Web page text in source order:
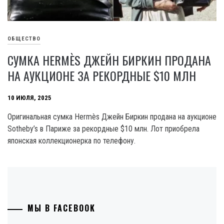
ОБЩЕСТВО
СУМКА HERMÈS ДЖЕЙН БИРКИН ПРОДАНА
НА АУКЦИОНЕ ЗА РЕКОРДНЫЕ $10 МЛН
10 ИЮЛЯ, 2025
Оригинальная сумка Hermès Джейн Биркин продана на аукционе
Sotheby’s в Париже за рекордные $10 млн. Лот приобрела
японская коллекционерка по телефону.
МЫ В FACEBOOK